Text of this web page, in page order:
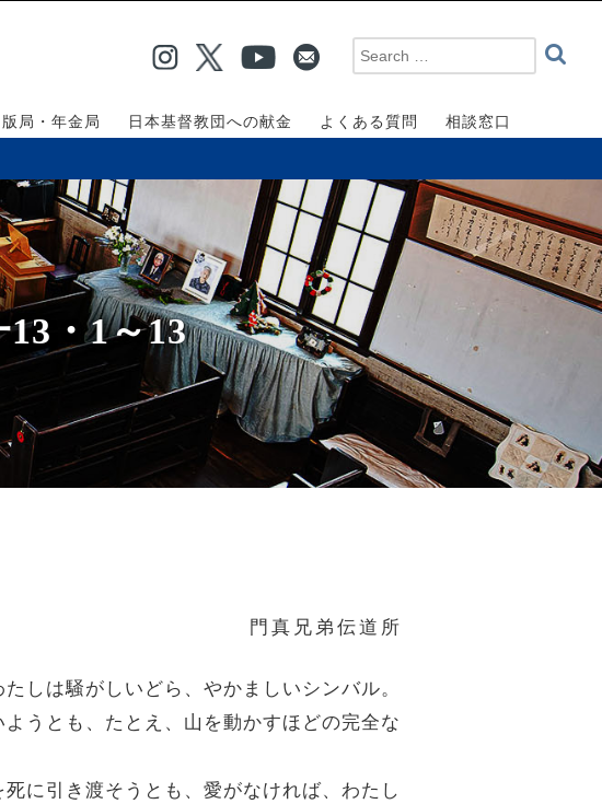
局・年金局 日本基督教団への献金 よくある質問 相談窓口
・1～13
門真兄弟伝道所
しは騒がしいどら、やかましいシンバル。
うとも、たとえ、山を動かすほどの完全な
に引き渡そうとも、愛がなければ、わたし